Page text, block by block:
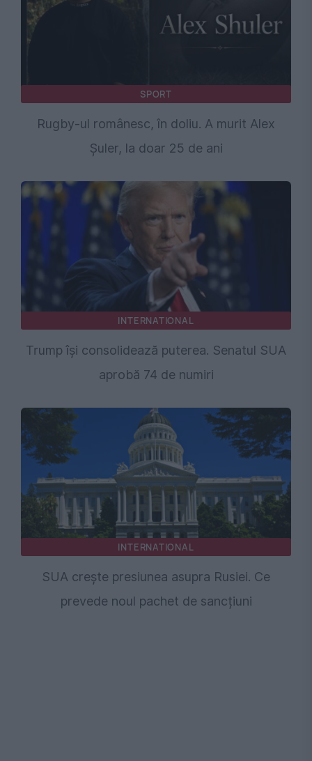
SPORT
Rugby-ul românesc, în doliu. A murit Alex
Șuler, la doar 25 de ani
INTERNATIONAL
Trump își consolidează puterea. Senatul SUA
aprobă 74 de numiri
INTERNATIONAL
SUA crește presiunea asupra Rusiei. Ce
prevede noul pachet de sancțiuni